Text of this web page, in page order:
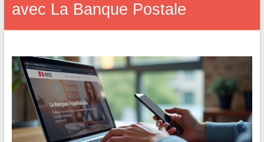
avec La Banque Postale